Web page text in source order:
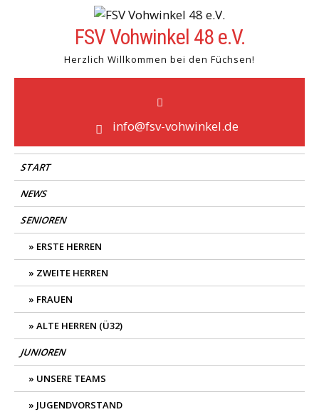
FSV Vohwinkel 48 e.V.
Herzlich Willkommen bei den Füchsen!
info@fsv-vohwinkel.de
START
NEWS
SENIOREN
ERSTE HERREN
ZWEITE HERREN
FRAUEN
ALTE HERREN (Ü32)
JUNIOREN
UNSERE TEAMS
JUGENDVORSTAND